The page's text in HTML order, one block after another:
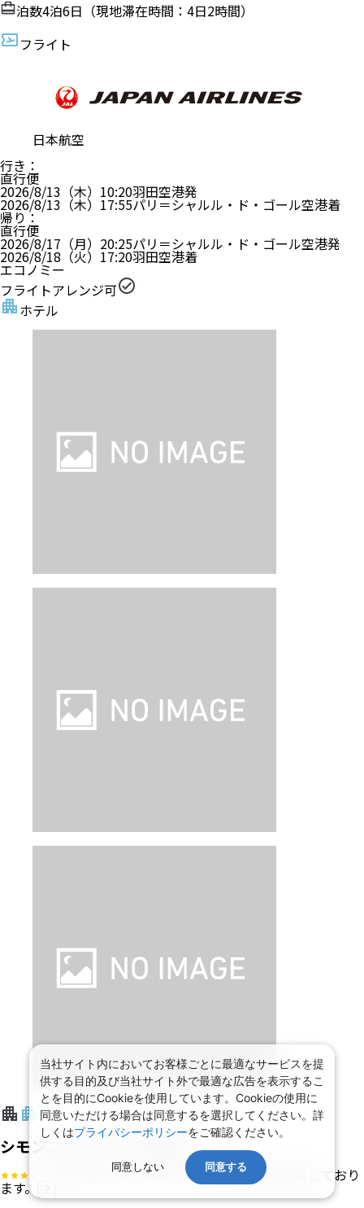
泊数4泊6日（現地滞在時間： 4日2時間）
フライト
日本航空
行き ：
直行便
2026/8/13（木） 10:20羽田空港発
2026/8/13（木） 17:55パリ＝シャルル・ド・ゴール空港着
帰り ：
直行便
2026/8/17（月） 20:25パリ＝シャルル・ド・ゴール空港発
2026/8/18（火） 17:20羽田空港着
エコノミー
フライトアレンジ可
ホテル
シモンズ ブティック ホテル
・ホテルグレードはアンケート等により決定しており
ます。
当社サイト内においてお客様ごとに最適なサービスを提
供する目的及び当社サイト外で最適な広告を表示するこ
とを目的にCookieを使用しています。Cookieの使用に
同意いただける場合は同意するを選択してください。詳
しくはプライバシーポリシーをご確認ください。
同意しない 同意する